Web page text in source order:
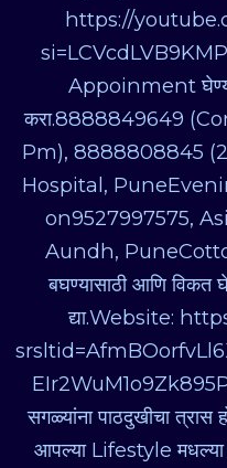
https://
Appoinment
करा.8888849649
Pm), 8888808845
Hospital,
on9527997575,
Aundh,
बघण्यासाठी आणि विकत
द्या.Website:
सगळ्यांना पाठदुखीचा त्रास
आपल्या Lifestyle मधल्या